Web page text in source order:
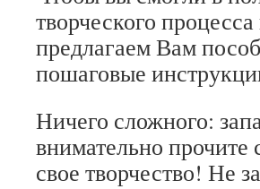
творческого
предлагаем Вам
пошаговые
Ничего сложного:
внимательно прочите
свое творчество! Не